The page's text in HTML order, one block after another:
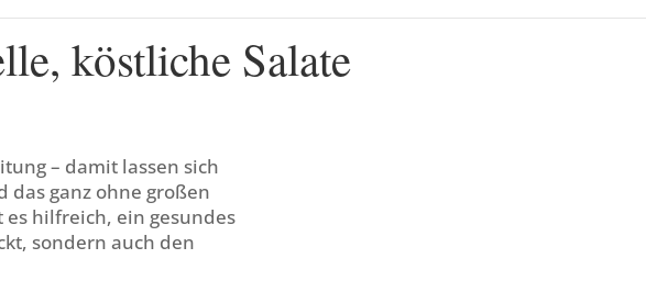
köstliche Salate
– damit lassen sich
das ganz ohne großen
es hilfreich, ein gesundes
sondern auch den